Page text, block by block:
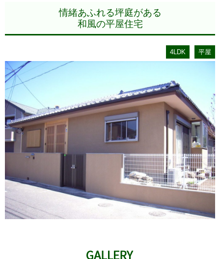
情緒あふれる坪庭がある
和風の平屋住宅
4LDK 平屋